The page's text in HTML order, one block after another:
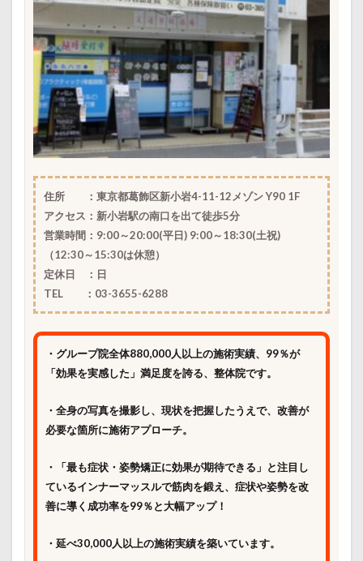
住所 ：東京都葛飾区新小岩4-11-12メゾン Y90 1F
アクセス：新小岩駅の南口を出て徒歩5分
営業時間：9:00～20:00(平日) 9:00～18:30(土祝)
（12:30～15:30は休憩）
定休日 ：日
TEL ：03-3655-6288
・グループ院全体880,000人以上の施術実績、99％が
「効果を実感した」満足度を誇る、整体院です。
・全身の写真を撮影し、現状を把握したうえで、改善が
必要な箇所に施術アプローチ。
・「最も症状・姿勢矯正に効果が期待できる」と注目し
ているインナーマッスルで筋肉を鍛え、症状や姿勢を改
善に導く成功率を99％と大幅アップ！
・延べ30,000人以上の施術実績を築いています。